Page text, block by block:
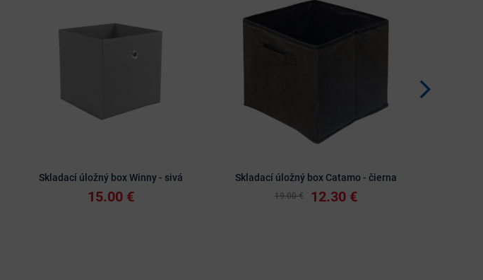
Skladací úložný box Winny - sivá
15.00 €
Skladací úložný box Catamo - čierna
19.00 € 12.30 €